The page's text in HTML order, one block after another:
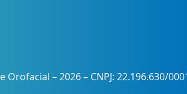
– 2026 – CNPJ: 22.196.630/